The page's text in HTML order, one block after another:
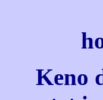
Keno